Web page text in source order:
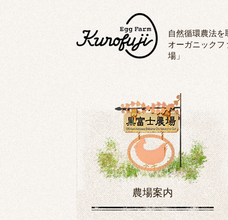
自然循環農法を
オーガニックフ
場」
農場案内